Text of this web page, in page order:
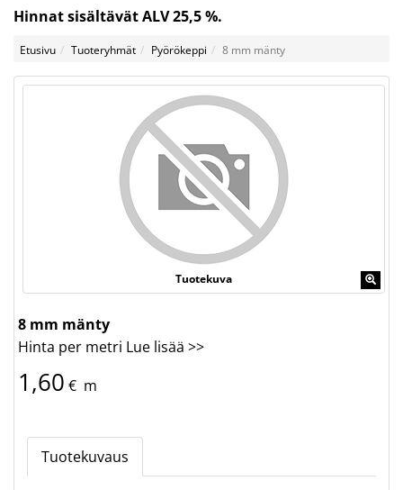
Hinnat sisältävät ALV 25,5 %.
Etusivu Tuoteryhmät Pyörökeppi 8 mm mänty
Tuotekuva
8 mm mänty
Hinta per metri Lue lisää >>
1,60 € m
Tuotekuvaus